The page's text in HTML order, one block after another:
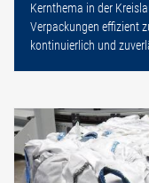
Kernthema in der
Verpackungen effizient
kontinuierlich und